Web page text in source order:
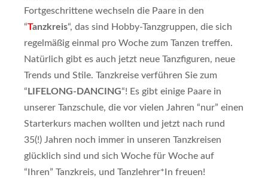
Fortgeschrittene wechseln die Paare in den
“Tanzkreis“, das sind Hobby-Tanzgruppen, die sich
regelmäßig einmal pro Woche zum Tanzen treffen.
Natürlich gibt es auch jetzt neue Tanzfiguren, neue
Trends und Stile. Tanzkreise verführen Sie zum
“ LIFELONG-DANCING“! Es gibt einige Paare in
unserer Tanzschule, die vor vielen Jahren “nur” einen
Starterkurs machen wollten und jetzt nach rund
35(!) Jahren noch immer in unseren Tanzkreisen
glücklich sind und sich Woche für Woche auf
“Ihren” Tanzkreis, und Tanzlehrer*In freuen!